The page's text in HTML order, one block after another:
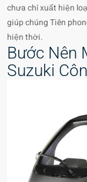
chưa chỉ xuất hiện
giúp chúng Tiên
hiện thời.
Bước Nên
Suzuki